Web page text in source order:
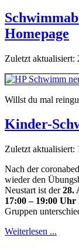
Homepage
Zuletzt aktualisiert:
Willst du mal
Kinder-
Zuletzt aktualisiert:
Nach der
wieder den
Neustart ist der28.
17:00 – 19:00 Uhr
Gruppen
Weiterlesen ...